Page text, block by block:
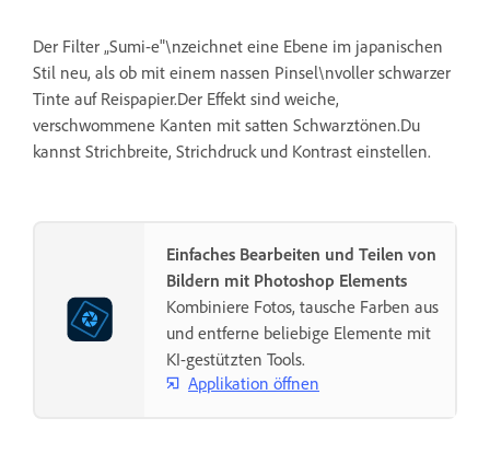
Der Filter „Sumi-e"\nzeichnet eine Ebene im japanischen
Stil neu, als ob mit einem nassen Pinsel\nvoller schwarzer
Tinte auf Reispapier.Der Effekt sind weiche,
verschwommene Kanten mit satten Schwarztönen.Du
kannst Strichbreite, Strichdruck und Kontrast einstellen.
Einfaches Bearbeiten und Teilen von
Bildern mit Photoshop Elements
Kombiniere Fotos, tausche Farben aus
und entferne beliebige Elemente mit
KI-gestützten Tools.
Applikation öffnen